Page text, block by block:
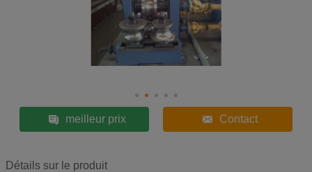
meilleur prix Contact
Détails sur le produit